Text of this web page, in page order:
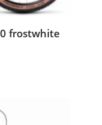
frostwhite